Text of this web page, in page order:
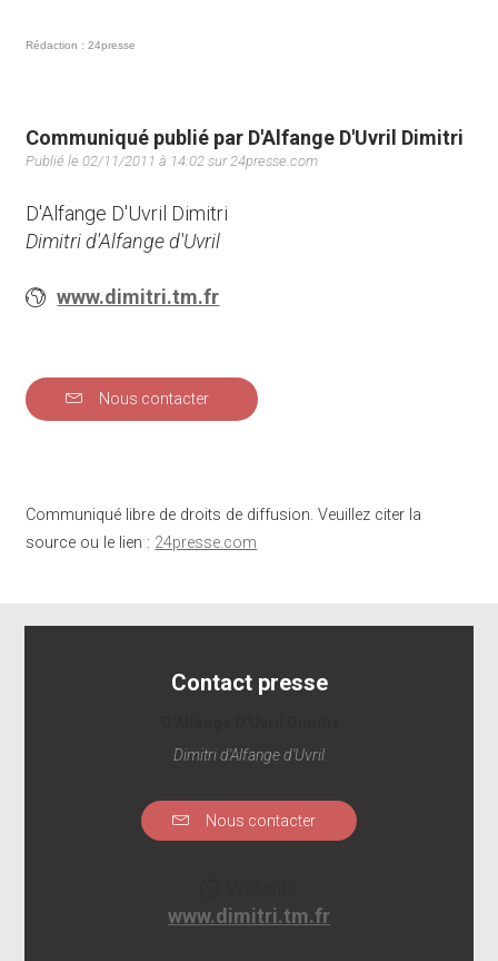
Rédaction : 24presse
Communiqué publié par D'Alfange D'Uvril Dimitri
Publié le 02/11/2011 à 14:02 sur 24presse.com
D'Alfange D'Uvril Dimitri
Dimitri d'Alfange d'Uvril
www.dimitri.tm.fr
Nous contacter
Communiqué libre de droits de diffusion. Veuillez citer la
source ou le lien : 24presse.com
Contact presse
Dimitri d'Alfange d'Uvril
Nous contacter
www.dimitri.tm.fr